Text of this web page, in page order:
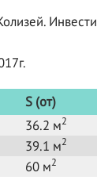
S (от)
36.2 м2
39.1 м2
60 м2